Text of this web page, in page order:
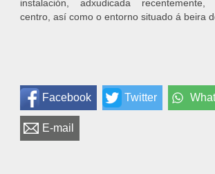
instalación, adxudicada
centro, así como o entorno situado á beira
Facebook Twitter
E-mail